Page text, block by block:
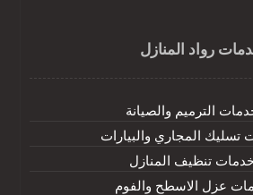
رواد المنازل
الترميم والصيانة
تسليك المجاري والبيارات
خدمات تنظيف المنازل
عزل الاسطح والفوم